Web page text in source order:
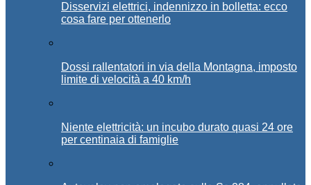
Disservizi elettrici, indennizzo in bolletta: ecco
cosa fare per ottenerlo
Dossi rallentatori in via della Montagna, imposto
limite di velocità a 40 km/h
Niente elettricità: un incubo durato quasi 24 ore
per centinaia di famiglie